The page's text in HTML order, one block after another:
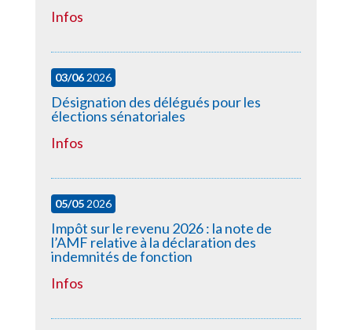
Infos
03/062026
Désignation des délégués pour les
élections sénatoriales
Infos
05/052026
Impôt sur le revenu 2026 : la note de
l’AMF relative à la déclaration des
indemnités de fonction
Infos